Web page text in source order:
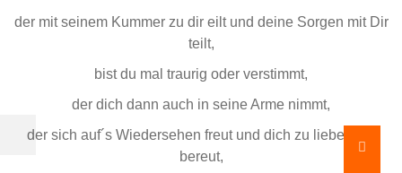
der mit seinem Kummer zu dir eilt und deine Sorgen mit Dir
teilt,
bist du mal traurig oder verstimmt,
der dich dann auch in seine Arme nimmt,
der sich auf´s Wiedersehen freut und dich zu lieben nie
bereut,